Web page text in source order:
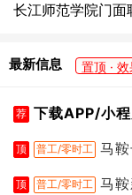
长江师范学院门
最新信息 置顶 ·
荐 下载APP/小程
顶 普工/零时工 马
顶 普工/零时工 马